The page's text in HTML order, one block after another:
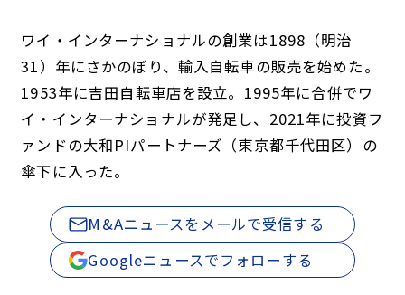
ワイ・インターナショナルの創業は1898（明治
31）年にさかのぼり、輸入自転車の販売を始めた。
1953年に吉田自転車店を設立。1995年に合併でワ
イ・インターナショナルが発足し、2021年に投資フ
ァンドの大和PIパートナーズ（東京都千代田区）の
傘下に入った。
M&Aニュースをメールで受信する
Googleニュースでフォローする